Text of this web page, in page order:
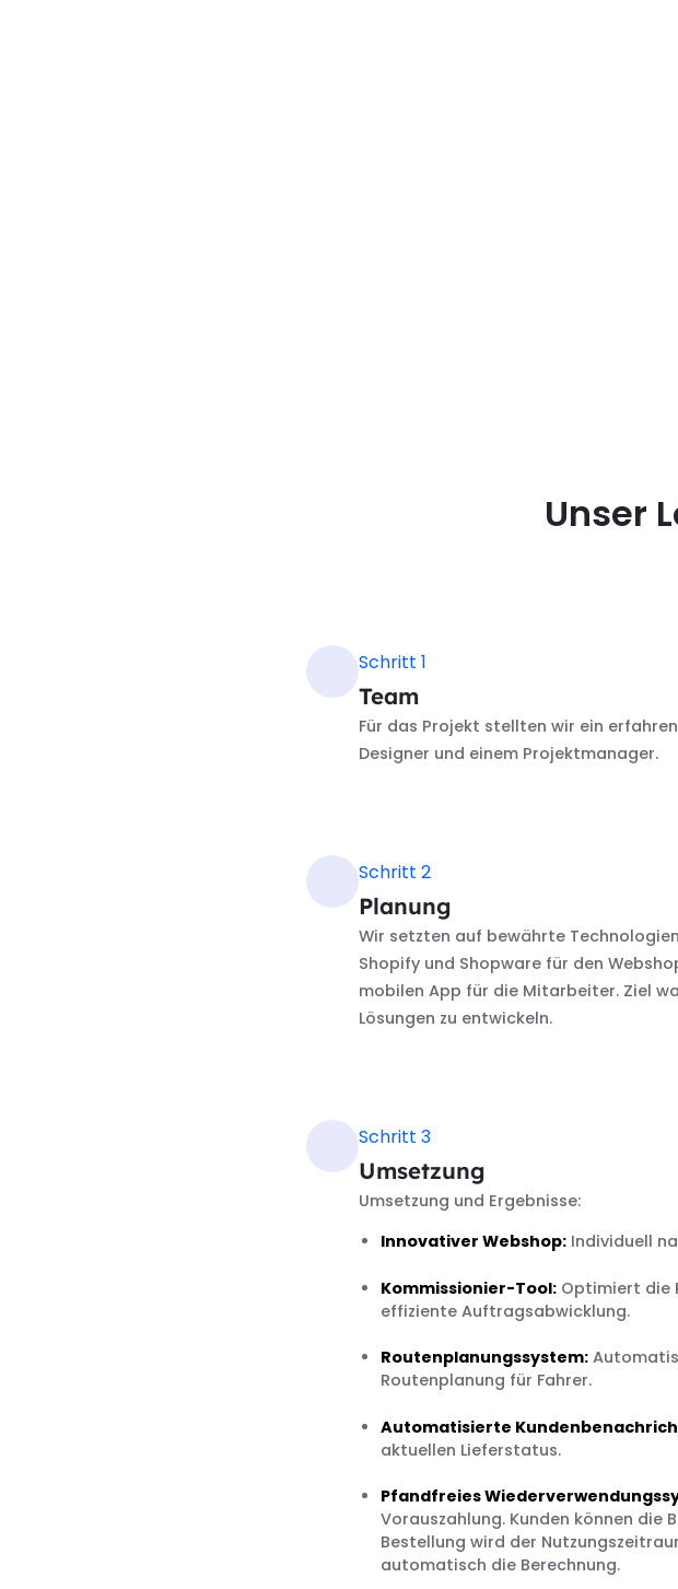
Unser
Schritt 1
Team
Für das Projekt stellten wir ein
Designer und einem Projektmanager.
Schritt 2
Planung
Wir setzten auf bewährte
Shopify und Shopware für den
mobilen App für die Mitarbeiter. Ziel
Lösungen zu entwickeln.
Schritt 3
Umsetzung
Umsetzung und Ergebnisse:
Innovativer Webshop:Individuell
Kommissionier-Tool:Optimiert die
effiziente Auftragsabwicklung.
Routenplanungssystem:
Routenplanung für Fahrer.
Automatisierte
aktuellen Lieferstatus.
Pfandfreies
Vorauszahlung. Kunden können die
Bestellung wird der
automatisch die Berechnung.